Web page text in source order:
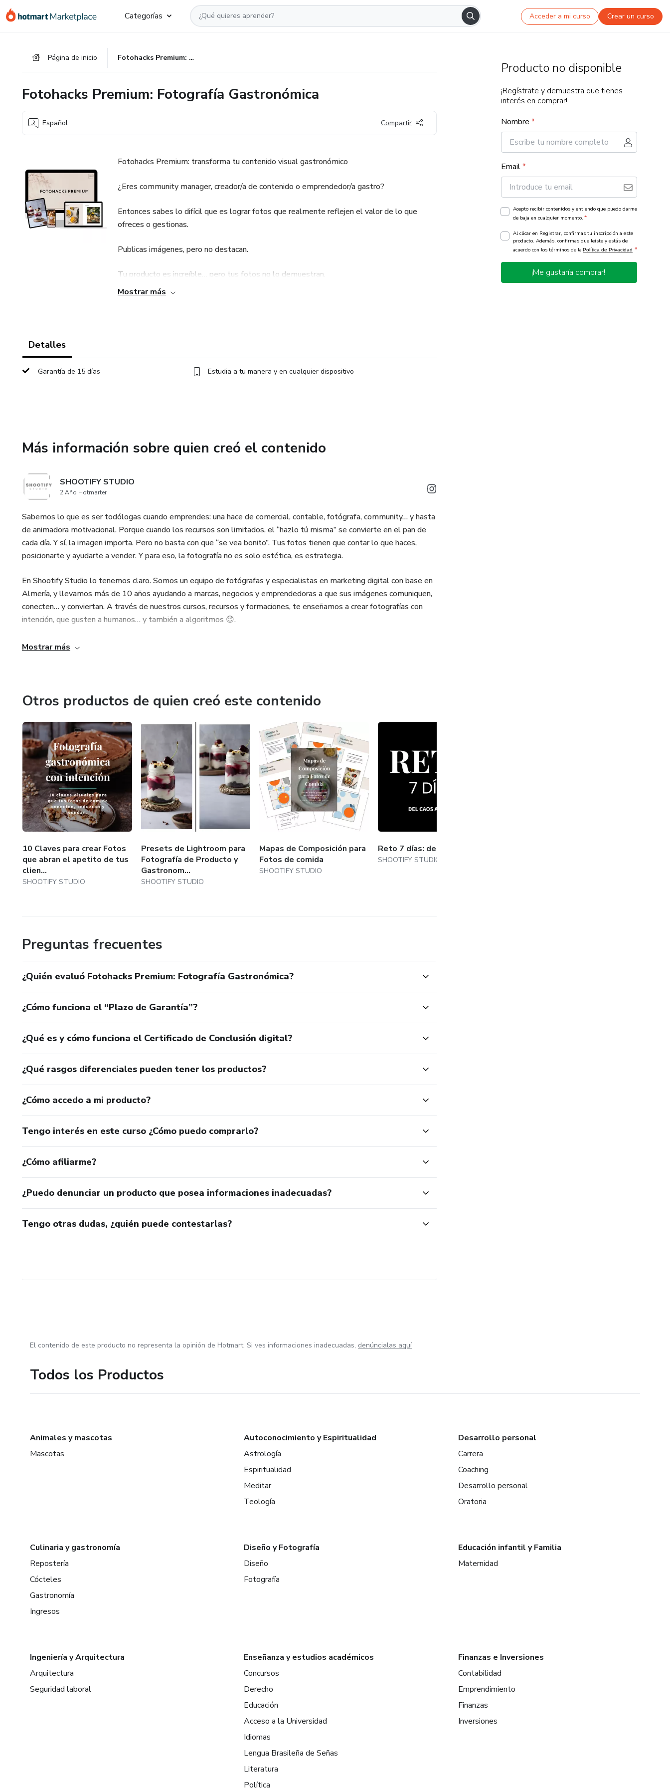
Categorías Acceder a mi curso Crear un curso
Página de inicio Fotohacks Premium: Fotografía Gastronómica
Fotohacks Premium: Fotografía Gastronómica
Español Compartir
Fotohacks Premium: transforma tu contenido visual gastronómico
¿Eres community manager, creador/a de contenido o emprendedor/a gastro?
Entonces sabes lo difícil que es lograr fotos que realmente reflejen el valor de lo que
ofreces o gestionas.
Publicas imágenes, pero no destacan.
Tu producto es increíble… pero tus fotos no lo demuestran.
con lo que ya tienes (sí, incluso con el móvil).
📸 2 sesiones de fotos en directo
🤝 10 semanas de acompañamiento + comunidad privada
No necesitas equipo caro ni conocimientos previos.
Solo las ganas de mejorar tu contenido y marcar un antes y un después en tu imagen de
Haz que tus fotos hablen por ti.
Mostrar más
Detalles
Garantía de 15 días Estudia a tu manera y en cualquier dispositivo
Más información sobre quien creó el contenido
SHOOTIFY STUDIO
2 Año Hotmarter
Sabemos lo que es ser todólogas cuando emprendes: una hace de comercial, contable, fotógrafa, community… y hasta
de animadora motivacional. Porque cuando los recursos son limitados, el “hazlo tú misma” se convierte en el pan de
cada día. Y sí, la imagen importa. Pero no basta con que “se vea bonito”. Tus fotos tienen que contar lo que haces,
posicionarte y ayudarte a vender. Y para eso, la fotografía no es solo estética, es estrategia.
En Shootify Studio lo tenemos claro. Somos un equipo de fotógrafas y especialistas en marketing digital con base en
Almería, y llevamos más de 10 años ayudando a marcas, negocios y emprendedoras a que sus imágenes comuniquen,
conecten… y conviertan. A través de nuestros cursos, recursos y formaciones, te enseñamos a crear fotografías con
intención, que gusten a humanos… y también a algoritmos 😉.
Nos especializamos en fotografía gastronómica y de producto, y unimos técnica, estrategia y acompañamiento real.
Mostrar más
Otros productos de quien creó este contenido
10 Claves para crear Fotos
que abran el apetito de tus
clien...
SHOOTIFY STUDIO
Presets de Lightroom para
Fotografía de Producto y
Gastronom...
SHOOTIFY STUDIO
Mapas de Composición para
Fotos de comida
SHOOTIFY STUDIO
Reto 7 días: del caos al clic
SHOOTIFY STUDIO
Preguntas frecuentes
¿Quién evaluó Fotohacks Premium: Fotografía Gastronómica?
¿Cómo funciona el “Plazo de Garantía”?
¿Qué es y cómo funciona el Certificado de Conclusión digital?
¿Qué rasgos diferenciales pueden tener los productos?
¿Cómo accedo a mi producto?
Tengo interés en este curso ¿Cómo puedo comprarlo?
¿Cómo afiliarme?
¿Puedo denunciar un producto que posea informaciones inadecuadas?
Tengo otras dudas, ¿quién puede contestarlas?
Producto no disponible
¡Regístrate y demuestra que tienes
interés en comprar!
Nombre *
Email*
Acepto recibir contenidos y entiendo que puedo darme
de baja en cualquier momento. *
Al clicar en Registrar, confirmas tu inscripción a este
producto. Además, confirmas que leíste y estás de
acuerdo con los términos de la Política de Privacidad *
¡Me gustaría comprar!
El contenido de este producto no representa la opinión de Hotmart. Si ves informaciones inadecuadas, denúncialas aquí
Todos los Productos
Animales y mascotas
Mascotas
Autoconocimiento y Espiritualidad
Astrología
Espiritualidad
Meditar
Teología
Desarrollo personal
Carrera
Coaching
Desarrollo personal
Oratoria
Culinaria y gastronomía
Repostería
Cócteles
Gastronomía
Ingresos
Diseño y Fotografía
Diseño
Fotografía
Educación infantil y Familia
Maternidad
Ingeniería y Arquitectura
Arquitectura
Seguridad laboral
Enseñanza y estudios académicos
Concursos
Derecho
Educación
Acceso a la Universidad
Idiomas
Lengua Brasileña de Señas
Literatura
Política
Finanzas e Inversiones
Contabilidad
Emprendimiento
Finanzas
Inversiones